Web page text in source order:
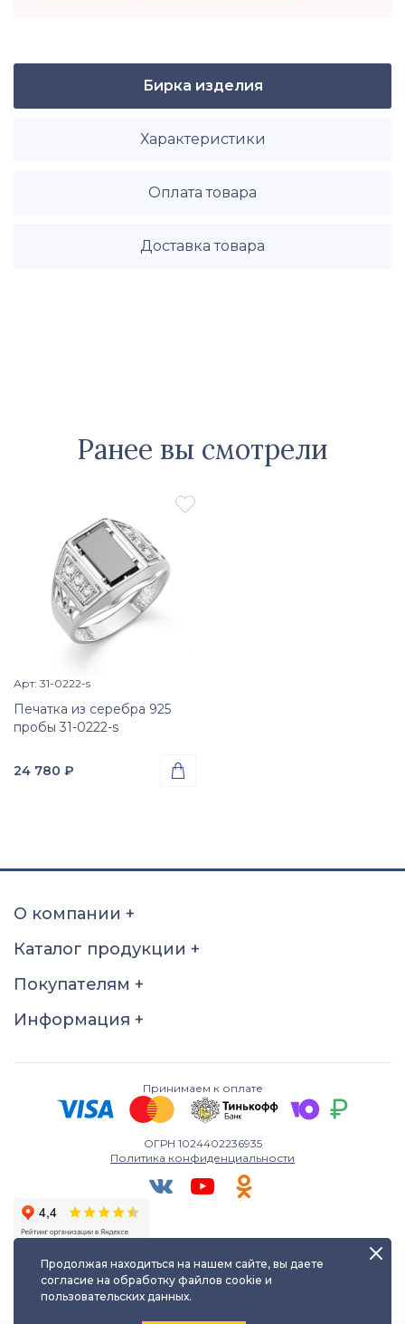
Бирка изделия
Характеристики
Оплата товара
Доставка товара
Ранее вы смотрели

 Просмотр изделия
Арт: 31-0222-s
Печатка из серебра 925
пробы 31-0222-s
24 780 ₽ 
Цирконий куб. (недраг.
17.5 18 18.5
19.5
20 20.5
О компании +
Каталог продукции +
Покупателям +
Информация +
Принимаем к оплате
ОГРН 1024402236935
Политика конфиденциальности
Любое использование либо копирование материалов сайта
Продолжая находиться на нашем сайте, вы даете
согласие на обработку файлов cookie и
пользовательских данных.